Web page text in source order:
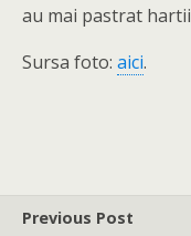
au mai pastrat
Sursa foto: aici.
Previous Post